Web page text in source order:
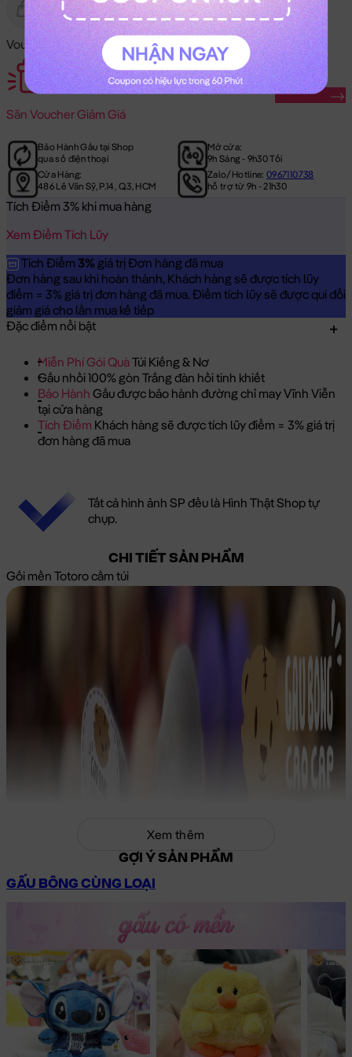
Gửi Tặng Hết Hàng
Voucher Mã Khuyến Mãi:
Săn Voucher Giảm Giá
Săn Ngay
Bảo Hành Gấu tại Shop
qua số điện thoại
Mở cửa:
9h Sáng - 9h30 Tối
Cửa Hàng:
486 Lê Văn Sỹ, P.14, Q.3, HCM
Zalo/Hotline:0967110738
hỗ trợ từ 9h - 21h30
Tích Điểm 3% khi mua hàng
Xem Điểm Tích Lũy
Tích Điểm 3% giá trị Đơn hàng đã mua
Đơn hàng sau khi hoàn thành, Khách hàng sẽ được tích lũy
điểm = 3% giá trị đơn hàng đã mua. Điểm tích lũy sẽ được qui đổi
giảm giá cho lần mua kế tiếp
Đặc điểm nổi bật
Miễn Phí Gói QuàTúi Kiếng & Nơ
Gấu nhồi 100% gòn Trắng đàn hồi tinh khiết
Bảo Hành Gấu được bảo hành đường chỉ may Vĩnh Viễn
tại cửa hàng
Tích Điểm Khách hàng sẽ được tích lũy điểm = 3% giá trị
đơn hàng đã mua
Tất cả hình ảnh SP đều là Hình Thật Shop tự
chụp.
CHI TIẾT SẢN PHẨM
Gối mền Totoro cầm túi
Xem thêm
GỢI Ý SẢN PHẨM
GẤU BÔNG CÙNG LOẠI